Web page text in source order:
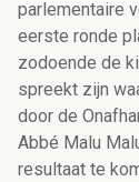
parlementaire
eerste ronde
zodoende de
spreekt zijn
door de
Abbé Malu
resultaat te